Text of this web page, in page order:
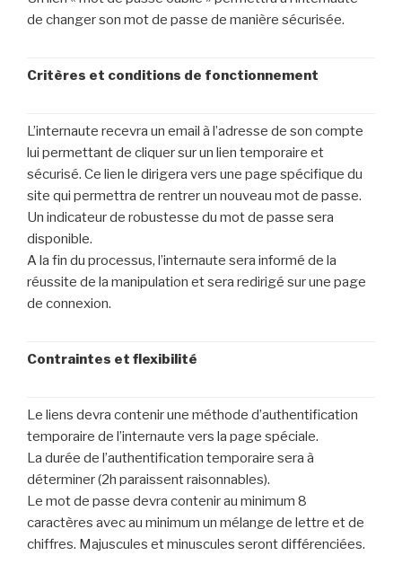
de changer son mot de passe de manière sécurisée.
Critères et conditions de fonctionnement
L’internaute recevra un email à l’adresse de son compte
lui permettant de cliquer sur un lien temporaire et
sécurisé. Ce lien le dirigera vers une page spécifique du
site qui permettra de rentrer un nouveau mot de passe.
Un indicateur de robustesse du mot de passe sera
disponible.
A la fin du processus, l’internaute sera informé de la
réussite de la manipulation et sera redirigé sur une page
de connexion.
Contraintes et flexibilité
Le liens devra contenir une méthode d’authentification
temporaire de l’internaute vers la page spéciale.
La durée de l’authentification temporaire sera à
déterminer (2h paraissent raisonnables).
Le mot de passe devra contenir au minimum 8
caractères avec au minimum un mélange de lettre et de
chiffres. Majuscules et minuscules seront différenciées.